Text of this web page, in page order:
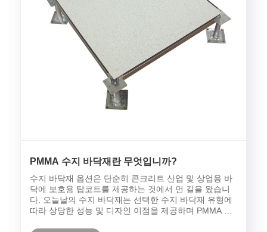
PMMA 수지 바닥재란 무엇입니까?
수지 바닥재 옵션은 단순히 콘크리트 산업 및 상업용 바
닥에 보호용 탑코트를 제공하는 것에서 먼 길을 왔습니
다. 오늘날의 수지 바닥재는 선택한 수지 바닥재 유형에
따라 상당한 성능 및 디자인 이점을 제공하며 PMMA 수